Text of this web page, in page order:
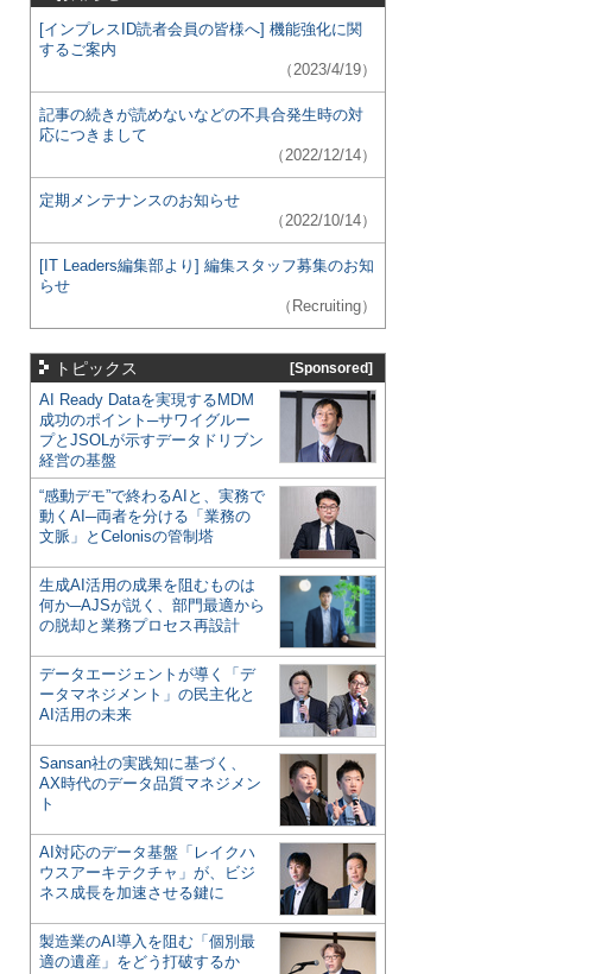
[インプレスID読者会員の皆様へ] 機能強化に関
するご案内
（2023/4/19）
記事の続きが読めないなどの不具合発生時の対
応につきまして
（2022/12/14）
定期メンテナンスのお知らせ
（2022/10/14）
[IT Leaders編集部より] 編集スタッフ募集のお知
らせ
（Recruiting）
トピックス [Sponsored]
AI Ready Dataを実現するMDM
成功のポイント─サワイグルー
プとJSOLが示すデータドリブン
経営の基盤
“感動デモ”で終わるAIと、実務で
動くAI─両者を分ける「業務の
文脈」とCelonisの管制塔
生成AI活用の成果を阻むものは
何か─AJSが説く、部門最適から
の脱却と業務プロセス再設計
データエージェントが導く「デ
ータマネジメント」の民主化と
AI活用の未来
Sansan社の実践知に基づく、
AX時代のデータ品質マネジメン
ト
AI対応のデータ基盤「レイクハ
ウスアーキテクチャ」が、ビジ
ネス成長を加速させる鍵に
製造業のAI導入を阻む「個別最
適の遺産」をどう打破するか